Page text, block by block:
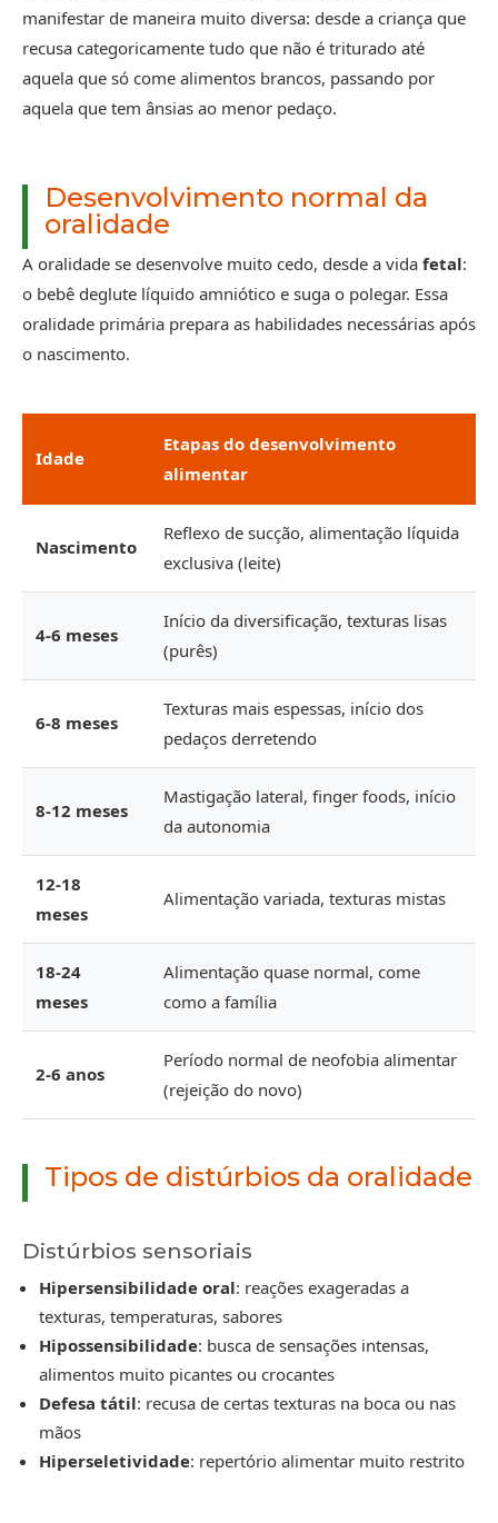
manifestar de maneira muito diversa: desde a criança que
recusa categoricamente tudo que não é triturado até
aquela que só come alimentos brancos, passando por
aquela que tem ânsias ao menor pedaço.
Desenvolvimento normal da
oralidade
A oralidade se desenvolve muito cedo, desde a vida fetal:
o bebê deglute líquido amniótico e suga o polegar. Essa
oralidade primária prepara as habilidades necessárias após
o nascimento.
Idade
Etapas do desenvolvimento
alimentar
Nascimento
Reflexo de sucção, alimentação líquida
exclusiva (leite)
4-6 meses
Início da diversificação, texturas lisas
(purês)
6-8 meses
Texturas mais espessas, início dos
pedaços derretendo
8-12 meses
Mastigação lateral, finger foods, início
da autonomia
12-18
meses
Alimentação variada, texturas mistas
18-24
meses
Alimentação quase normal, come
como a família
2-6 anos
Período normal de neofobia alimentar
(rejeição do novo)
Tipos de distúrbios da oralidade
Distúrbios sensoriais
Hipersensibilidade oral: reações exageradas a
texturas, temperaturas, sabores
Hipossensibilidade: busca de sensações intensas,
alimentos muito picantes ou crocantes
Defesa tátil: recusa de certas texturas na boca ou nas
mãos
Hiperseletividade: repertório alimentar muito restrito